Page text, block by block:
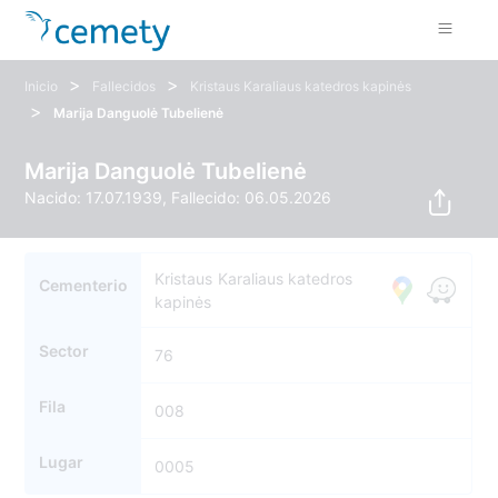
Inicio > Fallecidos > Kristaus Karaliaus katedros kapinės
> Marija Danguolė Tubelienė
Marija Danguolė Tubelienė
Nacido: 17.07.1939, Fallecido: 06.05.2026
Cementerio
Kristaus Karaliaus katedros
kapinės
Sector 76
Fila 008
Lugar 0005